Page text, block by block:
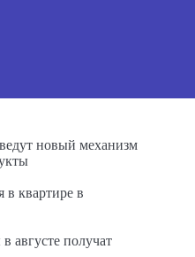
новый механизм
в квартире в
августе получат